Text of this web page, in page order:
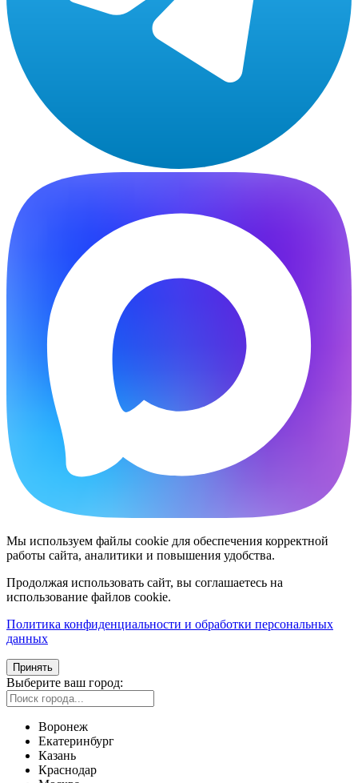
Мы используем файлы cookie для обеспечения корректной
работы сайта, аналитики и повышения удобства.
Продолжая использовать сайт, вы соглашаетесь на
использование файлов cookie.
Политика конфиденциальности и обработки персональных
данных
Принять
Выберите ваш город:
Воронеж
Екатеринбург
Казань
Краснодар